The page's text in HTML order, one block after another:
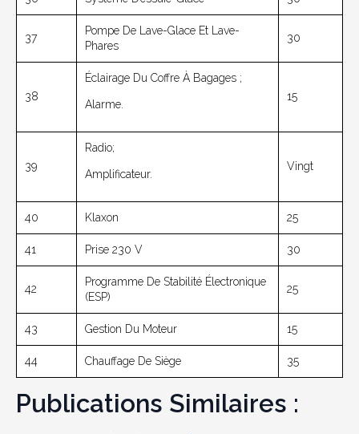
37
Pompe De Lave-Glace Et Lave-
Phares
30
38
Éclairage Du Coffre À Bagages ;
Alarme.
15
39
Radio;
Amplificateur.
Vingt
40 Klaxon 25
41 Prise 230 V 30
42
Programme De Stabilité Électronique
(ESP)
25
43 Gestion Du Moteur 15
44 Chauffage De Siège 35
Publications Similaires :